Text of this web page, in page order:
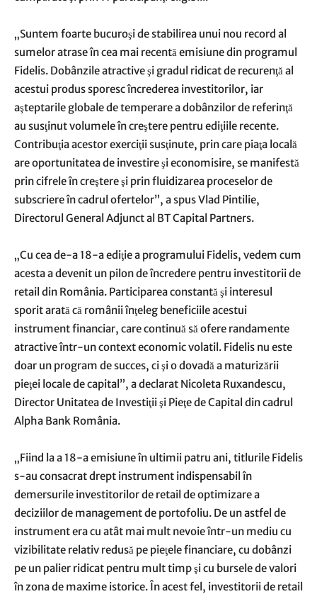
„Suntem foarte bucuroşi de stabilirea unui nou record al
sumelor atrase în cea mai recentă emisiune din programul
Fidelis. Dobânzile atractive şi gradul ridicat de recurenţă al
acestui produs sporesc încrederea investitorilor, iar
aşteptarile globale de temperare a dobânzilor de referinţă
au susţinut volumele în creştere pentru ediţiile recente.
Contribuţia acestor exerciţii susţinute, prin care piaţa locală
are oportunitatea de investire şi economisire, se manifestă
prin cifrele în creştere şi prin fluidizarea proceselor de
subscriere în cadrul ofertelor”, a spus Vlad Pintilie,
Directorul General Adjunct al BT Capital Partners.
„Cu cea de-a 18-a ediţie a programului Fidelis, vedem cum
acesta a devenit un pilon de încredere pentru investitorii de
retail din România. Participarea constantă şi interesul
sporit arată că românii înţeleg beneficiile acestui
instrument financiar, care continuă să ofere randamente
atractive într-un context economic volatil. Fidelis nu este
doar un program de succes, ci şi o dovadă a maturizării
pieţei locale de capital”, a declarat Nicoleta Ruxandescu,
Director Unitatea de Investiţii şi Pieţe de Capital din cadrul
Alpha Bank România.
„Fiind la a 18-a emisiune în ultimii patru ani, titlurile Fidelis
s-au consacrat drept instrument indispensabil în
demersurile investitorilor de retail de optimizare a
deciziilor de management de portofoliu. De un astfel de
instrument era cu atât mai mult nevoie într-un mediu cu
vizibilitate relativ redusă pe pieţele financiare, cu dobânzi
pe un palier ridicat pentru mult timp şi cu bursele de valori
în zona de maxime istorice. În acest fel, investitorii de retail